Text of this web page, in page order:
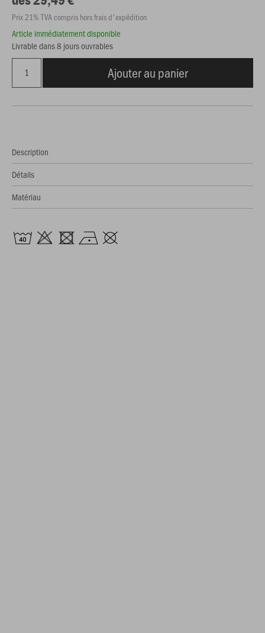
Prix 21% TVA compris hors frais d'expédition
Article immédiatement disponible
Livrable dans 8 jours ouvrables
Ajouter au panier
Description
Détails
Matériau